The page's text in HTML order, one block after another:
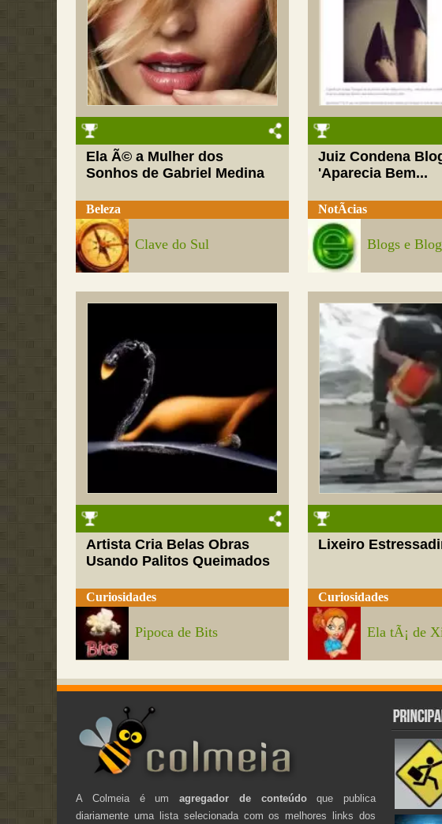
Ela Ã© a Mulher dos
Sonhos de Gabriel Medina
Beleza
Clave do Sul
Juiz Condena
'Aparecia Bem...
NotÃ­cias
Blogs e
Artista Cria Belas Obras
Usando Palitos Queimados
Curiosidades
Pipoca de Bits
Lixeiro
Curiosidades
Ela tÃ¡ de
A Colmeia é umagregador de conteúdoque publica
diariamente uma lista selecionada com os melhores links dos